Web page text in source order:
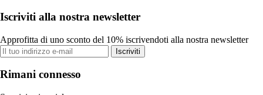
Iscriviti alla nostra newsletter
Approfitta di uno sconto del 10% iscrivendoti alla nostra newsletter
Iscriviti
Rimani connesso